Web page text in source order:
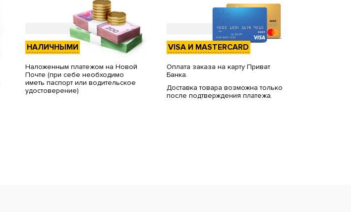
НАЛИЧНЫМИ
Наложенным платежом на Новой
Почте (при себе необходимо
иметь паспорт или водительское
удостоверение)
VISA И MASTERCARD
Оплата заказа на карту Приват
Банка.
Доставка товара возможна только
после подтверждения платежа.